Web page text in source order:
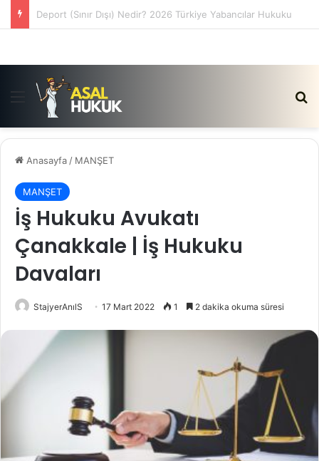
Satış Vaadi Sözleşmesi İptali Nedir?
Menü
Anasayfa / MANŞET
MANŞET
İş Hukuku Avukatı
Çanakkale | İş Hukuku
Davaları
StajyerAnılS 17 Mart 2022 1 2 dakika okuma süresi